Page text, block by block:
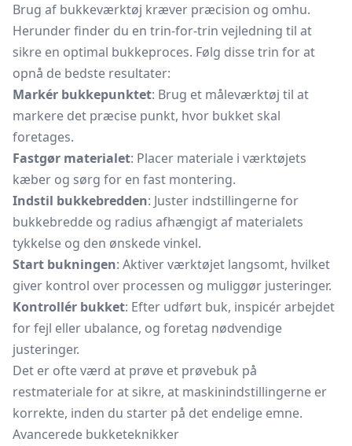
Brug af bukkeværktøj kræver præcision og omhu.
Herunder finder du en trin-for-trin vejledning til at
sikre en optimal bukkeproces. Følg disse trin for at
opnå de bedste resultater:
Markér bukkepunktet: Brug et måleværktøj til at
markere det præcise punkt, hvor bukket skal
foretages.
Fastgør materialet: Placer materiale i værktøjets
kæber og sørg for en fast montering.
Indstil bukkebredden: Juster indstillingerne for
bukkebredde og radius afhængigt af materialets
tykkelse og den ønskede vinkel.
Start bukningen: Aktiver værktøjet langsomt, hvilket
giver kontrol over processen og muliggør justeringer.
Kontrollér bukket: Efter udført buk, inspicér arbejdet
for fejl eller ubalance, og foretag nødvendige
justeringer.
Det er ofte værd at prøve et prøvebuk på
restmateriale for at sikre, at maskinindstillingerne er
korrekte, inden du starter på det endelige emne.
Avancerede bukketeknikker